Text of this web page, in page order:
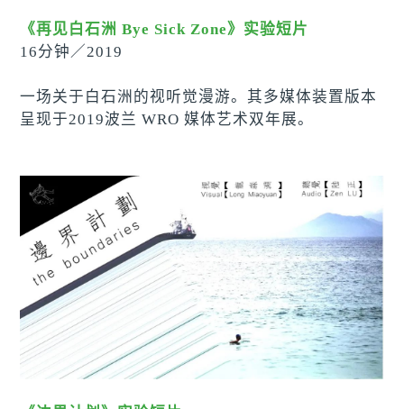
《再见白石洲 Bye Sick Zone》实验短片
16分钟 ／2019
一场关于白石洲的视听觉漫游。其多媒体装置版本
呈现于2019波兰 WRO 媒体艺术双年展。